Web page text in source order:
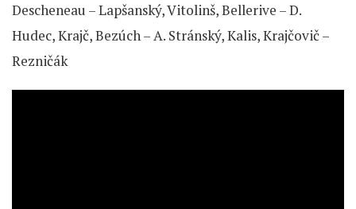
Descheneau – Lapšanský, Vitolinš, Bellerive – D.
Hudec, Krajč, Bezúch – A. Stránský, Kalis, Krajčovič –
Rezničák